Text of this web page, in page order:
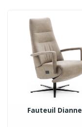
Fauteuil Dianne